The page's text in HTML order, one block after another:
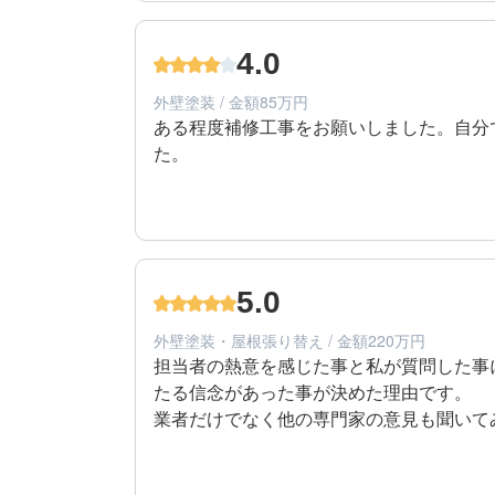
60代/男性/一戸建て
エリア：千葉県市川市
築年数：14年
4.0
外壁塗装 / 金額85万円
ある程度補修工事をお願いしました。自
た。
60代/女性/一戸建て
エリア：千葉県松戸市
築年数：40年
5.0
外壁塗装・屋根張り替え / 金額220万円
担当者の熱意を感じた事と私が質問した
たる信念があった事が決めた理由です。
業者だけでなく他の専門家の意見も聞い